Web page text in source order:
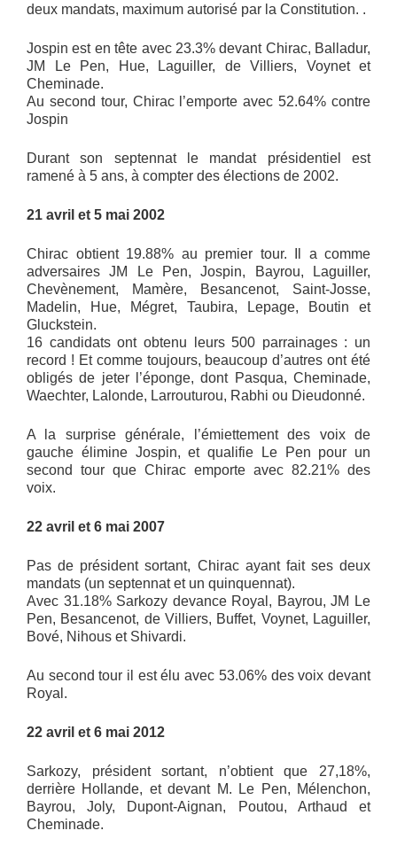
deux mandats, maximum autorisé par la Constitution. .
Jospin est en tête avec 23.3% devant Chirac, Balladur,
JM Le Pen, Hue, Laguiller, de Villiers, Voynet et
Cheminade.
Au second tour, Chirac l’emporte avec 52.64% contre
Jospin
Durant son septennat le mandat présidentiel est
ramené à 5 ans, à compter des élections de 2002.
21 avril et 5 mai 2002
Chirac obtient 19.88% au premier tour. Il a comme
adversaires JM Le Pen, Jospin, Bayrou, Laguiller,
Chevènement, Mamère, Besancenot, Saint-Josse,
Madelin, Hue, Mégret, Taubira, Lepage, Boutin et
Gluckstein.
16 candidats ont obtenu leurs 500 parrainages : un
record ! Et comme toujours, beaucoup d’autres ont été
obligés de jeter l’éponge, dont Pasqua, Cheminade,
Waechter, Lalonde, Larrouturou, Rabhi ou Dieudonné.
A la surprise générale, l’émiettement des voix de
gauche élimine Jospin, et qualifie Le Pen pour un
second tour que Chirac emporte avec 82.21% des
voix.
22 avril et 6 mai 2007
Pas de président sortant, Chirac ayant fait ses deux
mandats (un septennat et un quinquennat).
Avec 31.18% Sarkozy devance Royal, Bayrou, JM Le
Pen, Besancenot, de Villiers, Buffet, Voynet, Laguiller,
Bové, Nihous et Shivardi.
Au second tour il est élu avec 53.06% des voix devant
Royal.
22 avril et 6 mai 2012
Sarkozy, président sortant, n’obtient que 27,18%,
derrière Hollande, et devant M. Le Pen, Mélenchon,
Bayrou, Joly, Dupont-Aignan, Poutou, Arthaud et
Cheminade.